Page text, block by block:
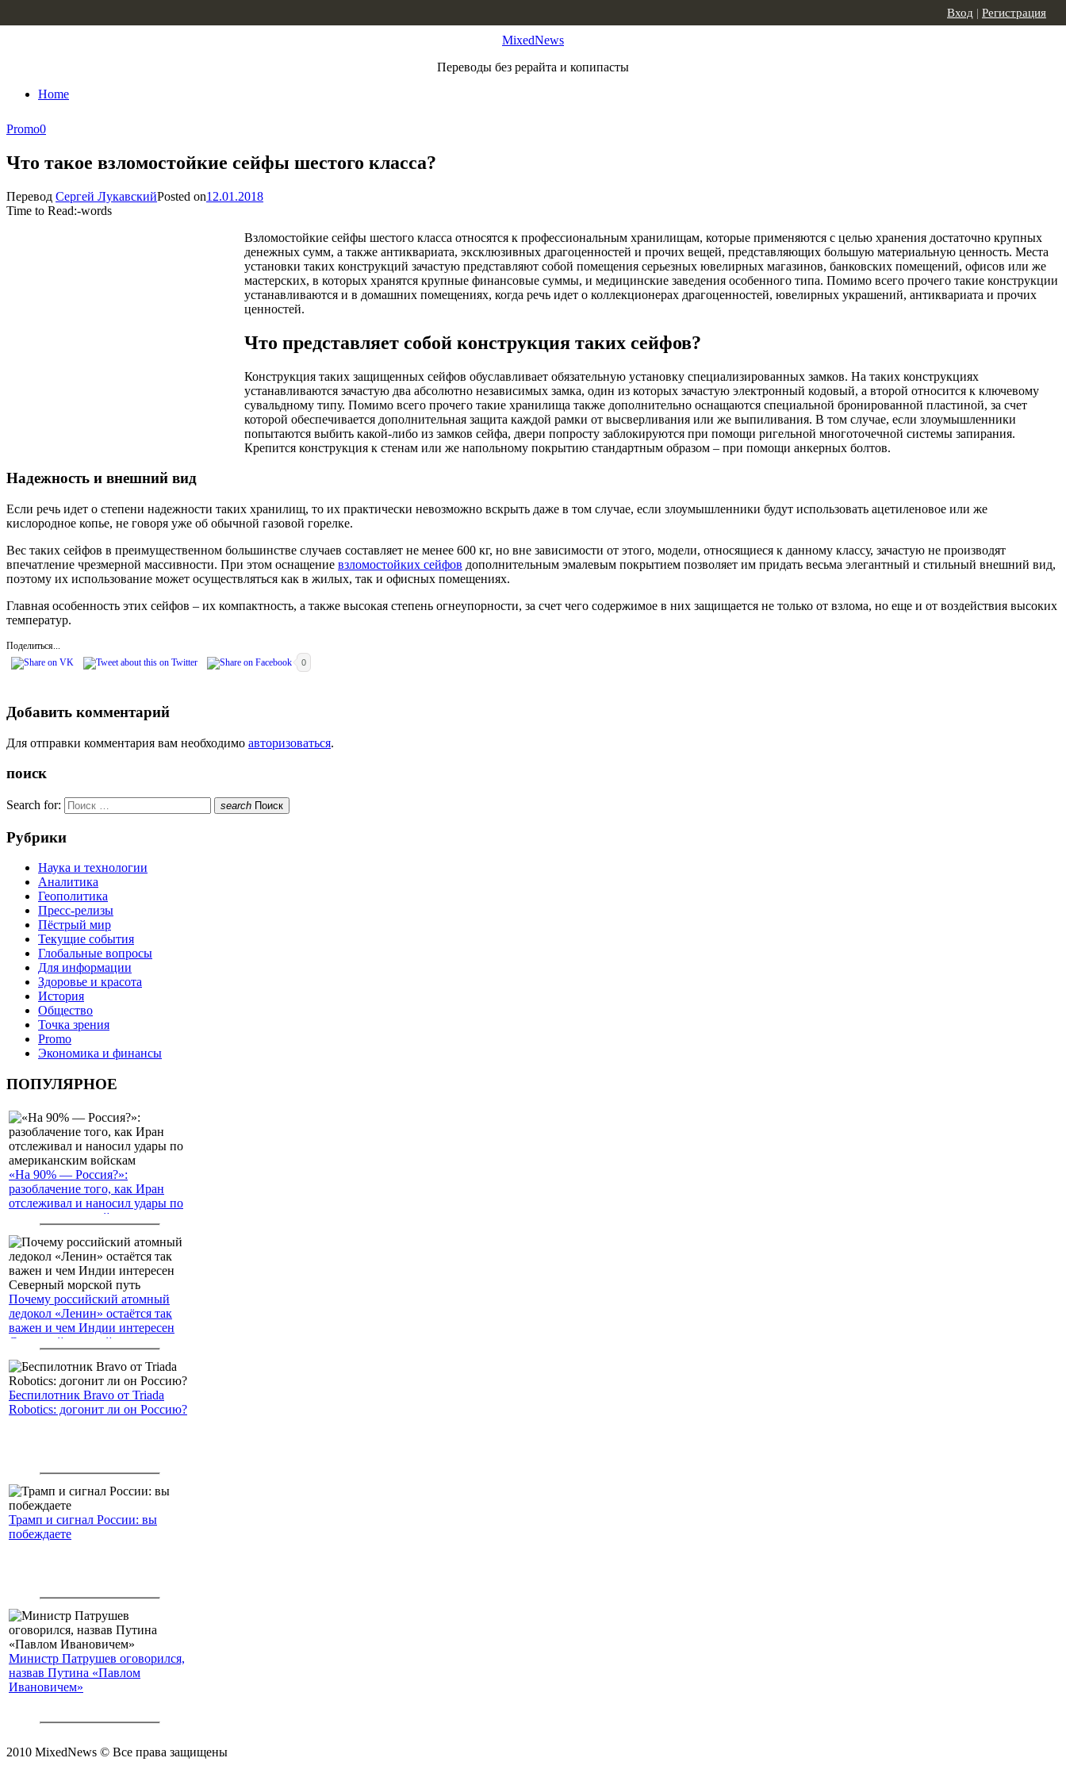
MixedNews
Переводы без рерайта и копипасты
Home
Вход | Регистрация
Promo0
Что такое взломостойкие сейфы шестого класса?
Перевод Сергей ЛукавскийPosted on12.01.2018
Time to Read:-words
Взломостойкие сейфы шестого класса относятся к профессиональным хранилищам, которые применяются с целью хранения достаточно крупных
денежных сумм, а также антиквариата, эксклюзивных драгоценностей и прочих вещей, представляющих большую материальную ценность. Места
установки таких конструкций зачастую представляют собой помещения серьезных ювелирных магазинов, банковских помещений, офисов или же
мастерских, в которых хранятся крупные финансовые суммы, и медицинские заведения особенного типа. Помимо всего прочего такие конструкции
устанавливаются и в домашних помещениях, когда речь идет о коллекционерах драгоценностей, ювелирных украшений, антиквариата и прочих
ценностей.
Что представляет собой конструкция таких сейфов?
Конструкция таких защищенных сейфов обуславливает обязательную установку специализированных замков. На таких конструкциях
устанавливаются зачастую два абсолютно независимых замка, один из которых зачастую электронный кодовый, а второй относится к ключевому
сувальдному типу. Помимо всего прочего такие хранилища также дополнительно оснащаются специальной бронированной пластиной, за счет
которой обеспечивается дополнительная защита каждой рамки от высверливания или же выпиливания. В том случае, если злоумышленники
попытаются выбить какой-либо из замков сейфа, двери попросту заблокируются при помощи ригельной многоточечной системы запирания.
Крепится конструкция к стенам или же напольному покрытию стандартным образом – при помощи анкерных болтов.
Надежность и внешний вид
Если речь идет о степени надежности таких хранилищ, то их практически невозможно вскрыть даже в том случае, если злоумышленники будут использовать ацетиленовое или же
кислородное копье, не говоря уже об обычной газовой горелке.
Вес таких сейфов в преимущественном большинстве случаев составляет не менее 600 кг, но вне зависимости от этого, модели, относящиеся к данному классу, зачастую не производят
впечатление чрезмерной массивности. При этом оснащение взломостойких сейфов дополнительным эмалевым покрытием позволяет им придать весьма элегантный и стильный внешний вид,
поэтому их использование может осуществляться как в жилых, так и офисных помещениях.
Главная особенность этих сейфов – их компактность, а также высокая степень огнеупорности, за счет чего содержимое в них защищается не только от взлома, но еще и от воздействия высоких
температур.
Поделиться...
0
Добавить комментарий
Для отправки комментария вам необходимо авторизоваться.
поиск
Search for: search Поиск
Рубрики
Наука и технологии
Аналитика
Геополитика
Пресс-релизы
Пёстрый мир
Текущие события
Глобальные вопросы
Для информации
Здоровье и красота
История
Общество
Точка зрения
Promo
Экономика и финансы
ПОПУЛЯРНОЕ
«На 90% — Россия?»:
разоблачение того, как Иран
отслеживал и наносил удары по
американским войскам
Почему российский атомный
ледокол «Ленин» остаётся так
важен и чем Индии интересен
Северный морской путь
Беспилотник Bravo от Triada
Robotics: догонит ли он Россию?
Трамп и сигнал России: вы
побеждаете
Министр Патрушев оговорился,
назвав Путина «Павлом
Ивановичем»
2010 MixedNews © Все права защищены